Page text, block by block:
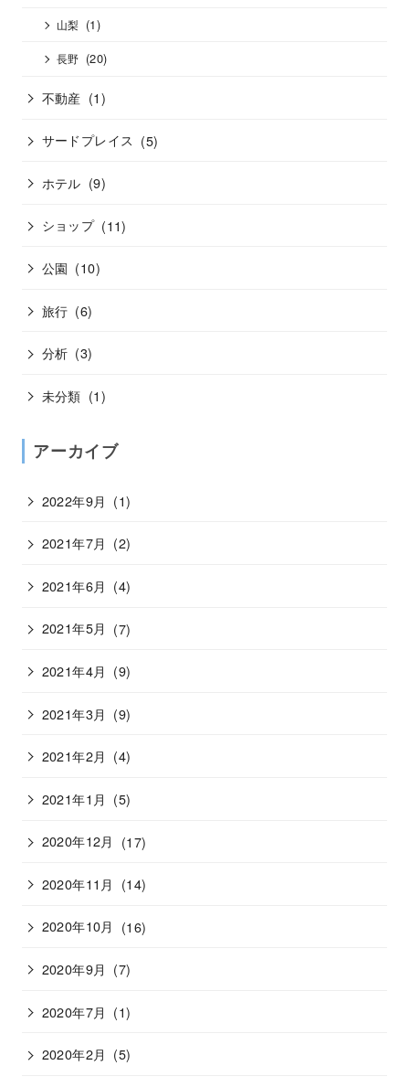
山梨 (1)
長野 (20)
不動産 (1)
サードプレイス (5)
ホテル (9)
ショップ (11)
公園 (10)
旅行 (6)
分析 (3)
未分類 (1)
アーカイブ
2022年9月 (1)
2021年7月 (2)
2021年6月 (4)
2021年5月 (7)
2021年4月 (9)
2021年3月 (9)
2021年2月 (4)
2021年1月 (5)
2020年12月 (17)
2020年11月 (14)
2020年10月 (16)
2020年9月 (7)
2020年7月 (1)
2020年2月 (5)